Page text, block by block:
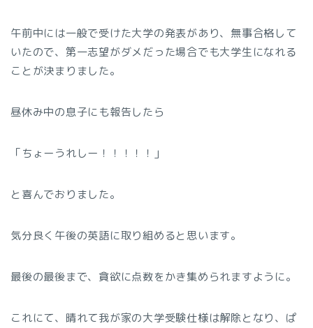
午前中には一般で受けた大学の発表があり、無事合格して
いたので、第一志望がダメだった場合でも大学生になれる
ことが決まりました。
昼休み中の息子にも報告したら
「ちょーうれしー！！！！！」
と喜んでおりました。
気分良く午後の英語に取り組めると思います。
最後の最後まで、貪欲に点数をかき集められますように。
これにて、晴れて我が家の大学受験仕様は解除となり、ぱ